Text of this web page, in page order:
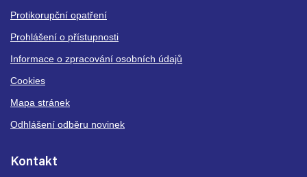
Protikorupční opatření
Prohlášení o přístupnosti
Informace o zpracování osobních údajů
Cookies
Mapa stránek
Odhlášení odběru novinek
Kontakt